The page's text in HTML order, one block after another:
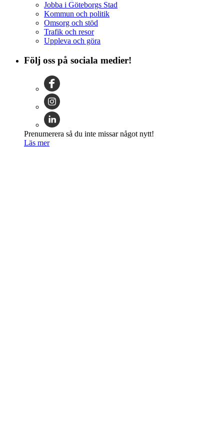
Jobba i Göteborgs Stad
Kommun och politik
Omsorg och stöd
Trafik och resor
Uppleva och göra
Följ oss på sociala medier!
Prenumerera så du inte missar något nytt!
Läs mer